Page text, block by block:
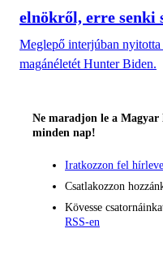
elnökről, erre senki
Meglepő interjúban
magánéletét Hunter Biden.
Ne maradjon le a Magyar
minden nap!
Iratkozzon fel
Csatlakozzon
Kövesse
RSS-en